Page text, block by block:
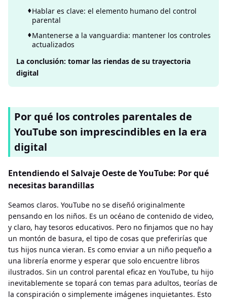
Hablar es clave: el elemento humano del control
parental
Mantenerse a la vanguardia: mantener los controles
actualizados
La conclusión: tomar las riendas de su trayectoria
digital
Por qué los controles parentales de
YouTube son imprescindibles en la era
digital
Entendiendo el Salvaje Oeste de YouTube: Por qué
necesitas barandillas
Seamos claros. YouTube no se diseñó originalmente
pensando en los niños. Es un océano de contenido de video,
y claro, hay tesoros educativos. Pero no finjamos que no hay
un montón de basura, el tipo de cosas que preferirías que
tus hijos nunca vieran. Es como enviar a un niño pequeño a
una librería enorme y esperar que solo encuentre libros
ilustrados. Sin un control parental eficaz en YouTube, tu hijo
inevitablemente se topará con temas para adultos, teorías de
la conspiración o simplemente imágenes inquietantes. Esto